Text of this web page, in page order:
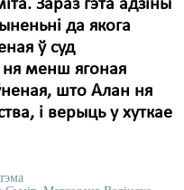
Зараз гэта адзіны
да якога
ў суд
менш ягоная
што Алан ня
і верыць у хуткае